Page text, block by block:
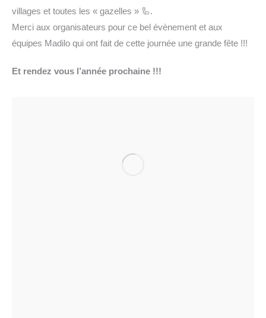
villages et toutes les « gazelles » 🦾.
Merci aux organisateurs pour ce bel évènement et aux
équipes Madilo qui ont fait de cette journée une grande fête !!!
Et rendez vous l’année prochaine !!!